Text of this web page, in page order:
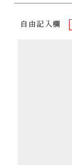
自由記入欄